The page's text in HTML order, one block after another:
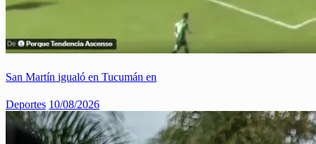
San Martín igualó en Tucumán en
Deportes 10/08/2026